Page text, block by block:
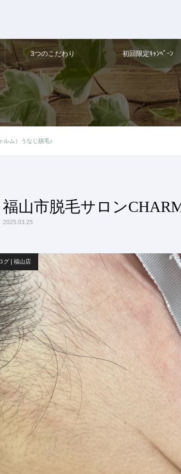
3つのこだわり 初回限定ｷｬﾝﾍﾟｰﾝ
ルム）うなじ脱毛♪
福山市脱毛サロン
2025.03.25
グ | 福山店